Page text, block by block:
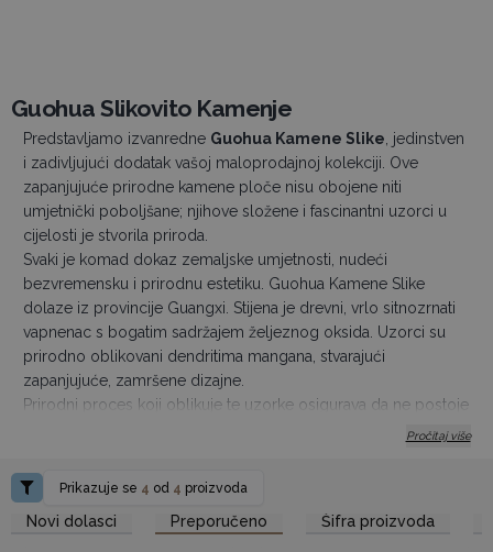
Guohua Slikovito Kamenje
Predstavljamo izvanredne Guohua Kamene Slike, jedinstven
i zadivljujući dodatak vašoj maloprodajnoj kolekciji. Ove
zapanjujuće prirodne kamene ploče nisu obojene niti
umjetnički poboljšane; njihove složene i fascinantni uzorci u
cijelosti je stvorila priroda.
Svaki je komad dokaz zemaljske umjetnosti, nudeći
bezvremensku i prirodnu estetiku. Guohua Kamene Slike
dolaze iz provincije Guangxi. Stijena je drevni, vrlo sitnozrnati
vapnenac s bogatim sadržajem željeznog oksida. Uzorci su
prirodno oblikovani dendritima mangana, stvarajući
zapanjujuće, zamršene dizajne.
Prirodni proces koji oblikuje te uzorke osigurava da ne postoje
dva potpuno ista kamena, pružajući jedinstven proizvod za
doma i ureda do unikatnih darova i kolekcionarskih predmeta.
Za razliku od predmeta masovne proizvodnje, ovo kamenje
nudi prirodnu i bezvremensku estetiku, privlačno kupcima koji
Pročitaj više
Prikazuje se 4 od 4 proizvoda
Novi dolasci Preporučeno Šifra proizvoda
Pristup veleprodajnim
cijenama
Pristup veleprodajnim
cijenama